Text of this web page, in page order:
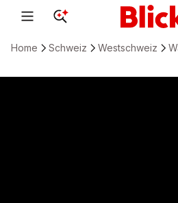
Home Schweiz Westschweiz